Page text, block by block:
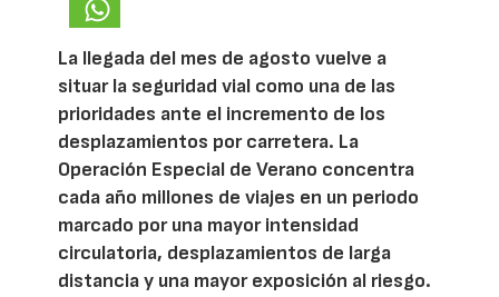
La llegada del mes de agosto vuelve a
situar la seguridad vial como una de las
prioridades ante el incremento de los
desplazamientos por carretera. La
Operación Especial de Verano concentra
cada año millones de viajes en un periodo
marcado por una mayor intensidad
circulatoria, desplazamientos de larga
distancia y una mayor exposición al riesgo.